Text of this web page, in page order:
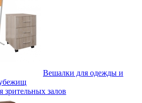
Вешалки для одежды и
зрительных залов